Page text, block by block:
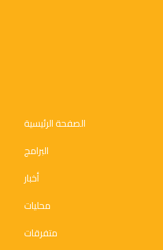
الصفحة الرئيسية
البرامج
أخبار
محليات
متفرقات